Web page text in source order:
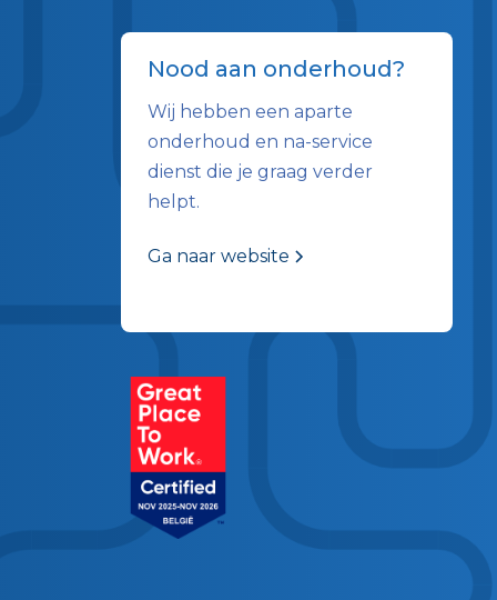
Nood aan onderhoud?
Wij hebben een aparte
onderhoud en na-service
dienst die je graag verder
helpt.
Ga naar website